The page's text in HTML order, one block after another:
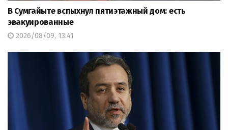
В Сумгайыте вспыхнул пятиэтажный дом: есть
эвакуированные
2026/08/09, 13:41